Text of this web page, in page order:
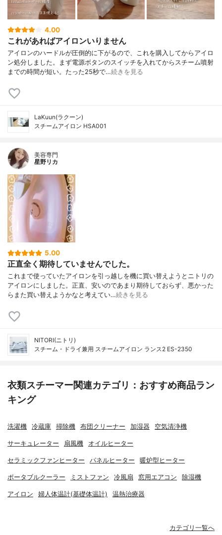
4.00
これがあればアイロンいりません
アイロンのハードルが圧倒的に下がるので、これを購入してからアイロ
ン処分しました。まず電源ボタンのスイッチを入れてからスチーム噴射
までの時間が短い。たった25秒で…続きを見る
LaKuun(ラクーン)
スチームアイロン HSA001
美容専門
星野リカ
5.00
正直全く期待していませんでした。
これまで使っていたアイロンを引っ越しを機に買い替えようとニトリの
アイロンにしました。正直、安いのであまり期待しておらず、悪かった
らまた買い替えようかなと考えてい…続きを見る
NITORI(ニトリ)
スチーム・ドライ兼用 スチームアイロン ランス2 ES-2350
衣類スチーマー関連カテゴリ：おすすめ商品ラン
キング
洗濯機 冷蔵庫 掃除機 布団クリーナー 加湿器 空気清浄機
サーキュレーター 扇風機 オイルヒーター
セラミックファンヒーター パネルヒーター 暖炉型ヒーター
ポータブルクーラー ミストファン 冷風扇 窓用エアコン 除湿機
アイロン 婦人体温計(基礎体温計) 温熱治療器
カテゴリ一覧へ